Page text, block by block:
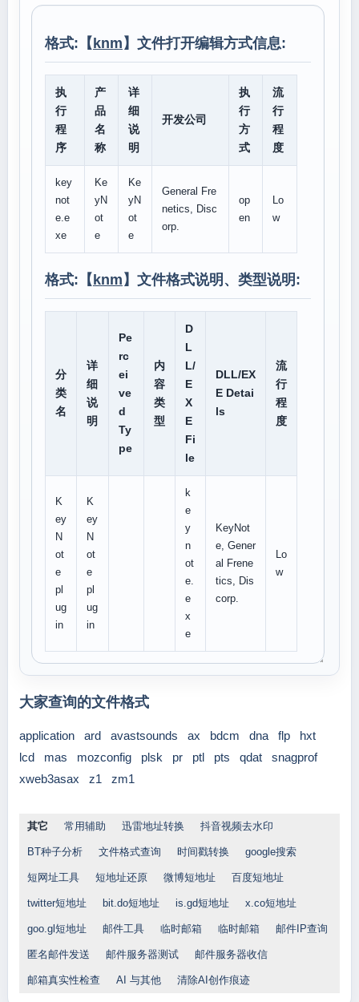
格式:【 knm 】文件打开编辑方式信息:
执
行
程
序
产
品
名
称
详
细
说
明
开发公司
执
行
方
式
流
行
程
度
key
not
e.e
xe
Ke
yN
ot
e
Ke
yN
ot
e
General Fre
netics, Disc
orp.
op
en
Lo
w
格式:【 knm 】文件格式说明、类型说明:
分
类
名
详
细
说
明
Pe
rc
ei
ve
d
Ty
pe
内
容
类
型
D
L
L/
E
X
E
Fi
le
DLL/EX
E Detai
ls
流
行
程
度
K
ey
N
ot
e
pl
ug
in
K
ey
N
ot
e
pl
ug
in
k
e
y
n
ot
e.
e
x
e
KeyNot
e, Gener
al Frene
tics, Dis
corp.
Lo
w
大家查询的文件格式
application ard avastsounds ax bdcm dna flp
hxt
lcd
mas mozconfig plsk pr ptl pts qdat
snagprof
xweb3asax
z1 zm1
其它 常用辅助 迅雷地址转换 抖音视频去水印
BT种子分析 文件格式查询 时间戳转换 google搜索
短网址工具 短地址还原 微博短地址 百度短地址
twitter短地址 bit.do短地址 is.gd短地址 x.co短地址
goo.gl短地址 邮件工具 临时邮箱 临时邮箱 邮件IP查询
匿名邮件发送 邮件服务器测试 邮件服务器收信
邮箱真实性检查 AI 与其他 清除AI创作痕迹